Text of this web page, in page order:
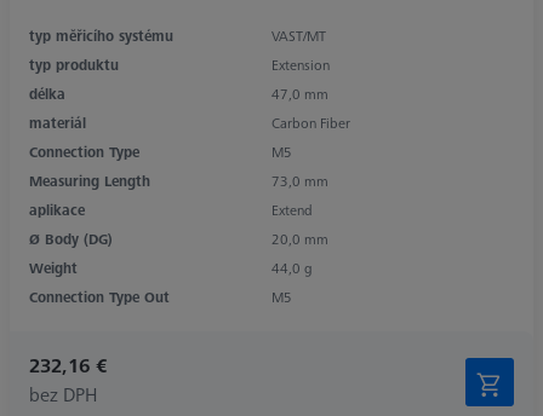
typ měřicího systému
VAST/MT
typ produktu
Extension
délka
47,0 mm
materiál
Carbon Fiber
Connection Type
M5
Measuring Length
73,0 mm
aplikace
Extend
Ø Body (DG)
20,0 mm
Weight
44,0 g
Connection Type Out
M5
232,16 €
bez DPH